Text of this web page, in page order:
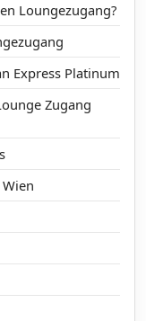
Loungezugang?
Express Platinum
Zugang